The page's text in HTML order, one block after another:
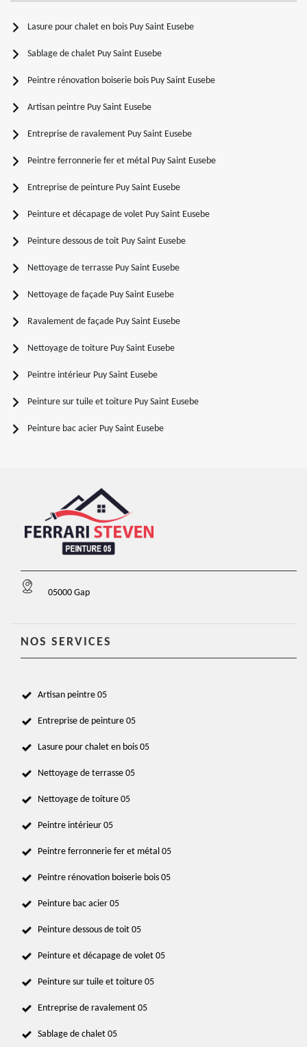
Lasure pour chalet en bois Puy Saint Eusebe
Sablage de chalet Puy Saint Eusebe
Peintre rénovation boiserie bois Puy Saint Eusebe
Artisan peintre Puy Saint Eusebe
Entreprise de ravalement Puy Saint Eusebe
Peintre ferronnerie fer et métal Puy Saint Eusebe
Entreprise de peinture Puy Saint Eusebe
Peinture et décapage de volet Puy Saint Eusebe
Peinture dessous de toit Puy Saint Eusebe
Nettoyage de terrasse Puy Saint Eusebe
Nettoyage de façade Puy Saint Eusebe
Ravalement de façade Puy Saint Eusebe
Nettoyage de toiture Puy Saint Eusebe
Peintre intérieur Puy Saint Eusebe
Peinture sur tuile et toiture Puy Saint Eusebe
Peinture bac acier Puy Saint Eusebe
05000 Gap
NOS SERVICES
Artisan peintre 05
Entreprise de peinture 05
Lasure pour chalet en bois 05
Nettoyage de terrasse 05
Nettoyage de toiture 05
Peintre intérieur 05
Peintre ferronnerie fer et métal 05
Peintre rénovation boiserie bois 05
Peinture bac acier 05
Peinture dessous de toit 05
Peinture et décapage de volet 05
Peinture sur tuile et toiture 05
Entreprise de ravalement 05
Sablage de chalet 05